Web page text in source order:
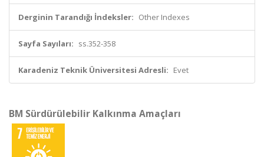
Derginin Tarandığı İndeksler: Other Indexes
Sayfa Sayıları: ss.352-358
Karadeniz Teknik Üniversitesi Adresli: Evet
BM Sürdürülebilir Kalkınma Amaçları